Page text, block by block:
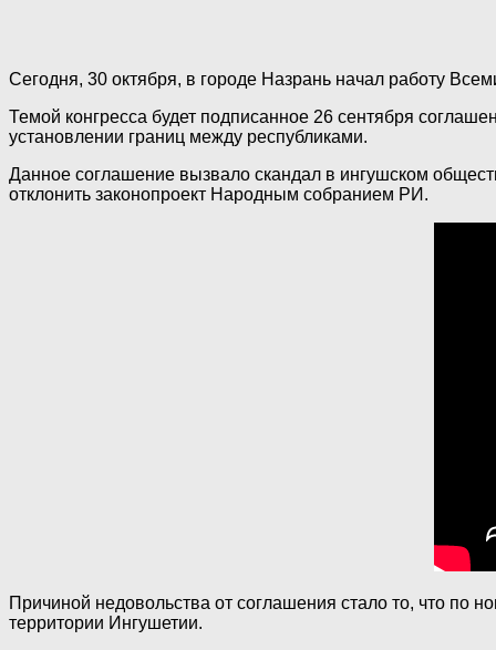
Сегодня, 30 октября, в городе Назрань начал работу
Темой конгресса будет подписанное 26 сентября
установлении границ между республиками.
Данное соглашение вызвало скандал в ингушском
отклонить законопроект Народным собранием РИ.
Причиной недовольства от соглашения стало то, что по
территории Ингушетии.